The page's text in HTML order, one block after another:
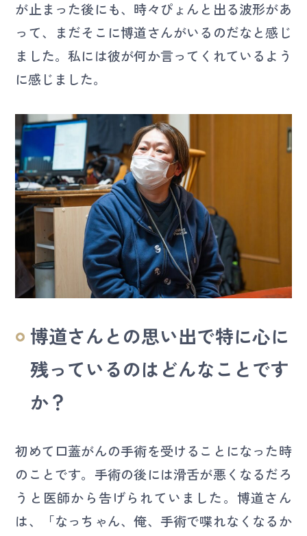
が止まった後にも、時々ぴょんと出る波形があ
って、まだそこに博道さんがいるのだなと感じ
ました。私には彼が何か言ってくれているよう
に感じました。
博道さんとの思い出で特に心に
残っているのはどんなことです
か？
初めて口蓋がんの手術を受けることになった時
のことです。手術の後には滑舌が悪くなるだろ
うと医師から告げられていました。博道さん
は、「なっちゃん、俺、手術で喋れなくなるか